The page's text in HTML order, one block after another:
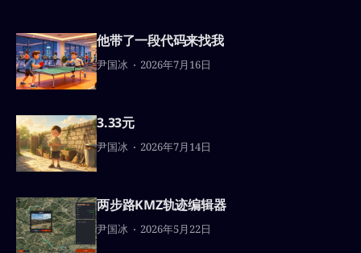
他带了一段代码来找我
尹国冰 2026年7月16日
3.33元
尹国冰 2026年7月14日
两步路KMZ轨迹编辑器
尹国冰 2026年5月22日